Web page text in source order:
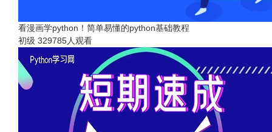
看漫画学python！简单易懂的python基础教程
初级 329785人观看